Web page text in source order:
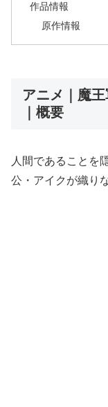
作品情報
原作情報
アニメ｜魔
｜概要
人間であることを
公・アイクが織り